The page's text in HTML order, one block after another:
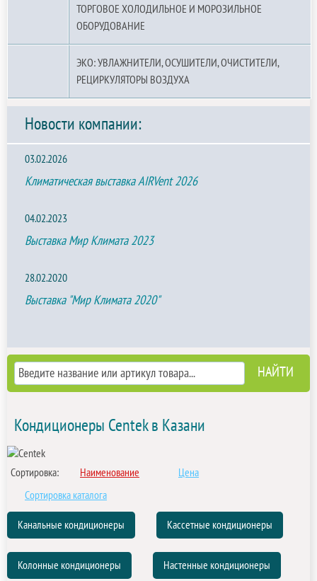
ТОРГОВОЕ ХОЛОДИЛЬНОЕ И МОРОЗИЛЬНОЕ
ОБОРУДОВАНИЕ
ЭКО: УВЛАЖНИТЕЛИ, ОСУШИТЕЛИ, ОЧИСТИТЕЛИ,
РЕЦИРКУЛЯТОРЫ ВОЗДУХА
Новости компании:
03.02.2026
Климатическая выставка AIRVent 2026
04.02.2023
Выставка Мир Климата 2023
28.02.2020
Выставка "Мир Климата 2020"
Кондиционеры Centek в Казани
Сортировка: Наименование
Цена
Сортировка каталога
Канальные кондиционеры Кассетные кондиционеры
Колонные кондиционеры Настенные кондиционеры